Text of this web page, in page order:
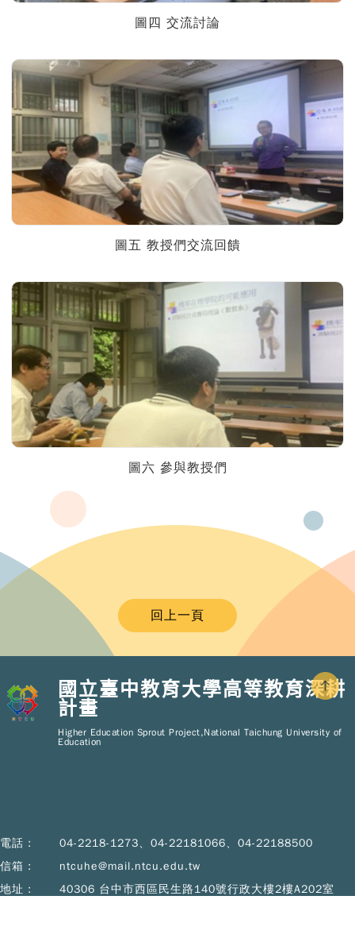
圖四 交流討論
圖五 教授們交流回饋
圖六 參與教授們
回上一頁
國立臺中教育大學高等教育深耕
計畫
Higher Education Sprout Project,National Taichung University of
Education
電話 :
04-2218-1273、04-22181066、04-22188500
信箱 :
ntcuhe@mail.ntcu.edu.tw
地址 :
40306 台中市西區民生路140號行政大樓2樓A202室